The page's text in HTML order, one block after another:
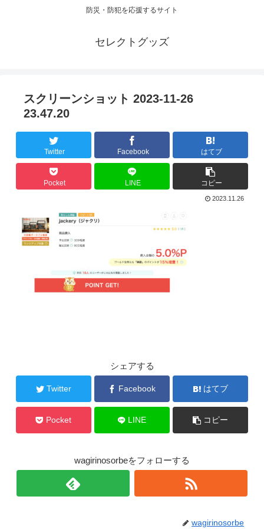
防災・防犯を応援するサイト
セレクトグッズ
スクリーンショット 2023-11-26
23.47.20
Twitter Facebook はてブ
Pocket LINE コピー
2023.11.26
シェアする
Twitter Facebook はてブ
Pocket LINE コピー
wagirinosorbeをフォローする
wagirinosorbe